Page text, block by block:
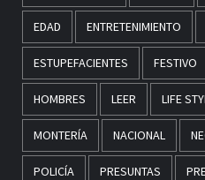
EDAD ENTRETENIMIENTO
ESTUPEFACIENTES FESTIVO
HOMBRES LEER LIFE
MONTERÍA NACIONAL
POLICÍA PRESUNTAS